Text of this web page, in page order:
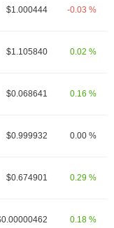
$1.000444 -0.03 %
$1.105840 0.02 %
$0.068641 0.16 %
$0.999932 0.00 %
$0.674901 0.29 %
0.18 %